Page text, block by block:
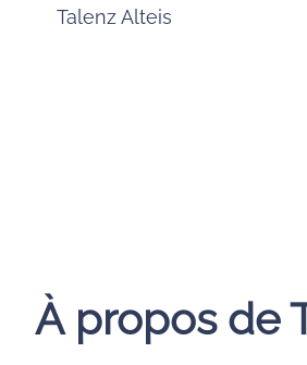
Talenz Alteis
À propos de